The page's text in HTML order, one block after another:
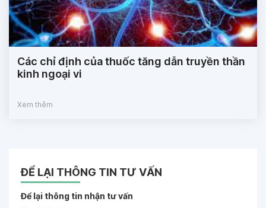
Các chỉ định của thuốc tăng dẫn truyền thần
kinh ngoại vi
Xem thêm
ĐỂ LẠI THÔNG TIN TƯ VẤN
Để lại thông tin nhận tư vấn